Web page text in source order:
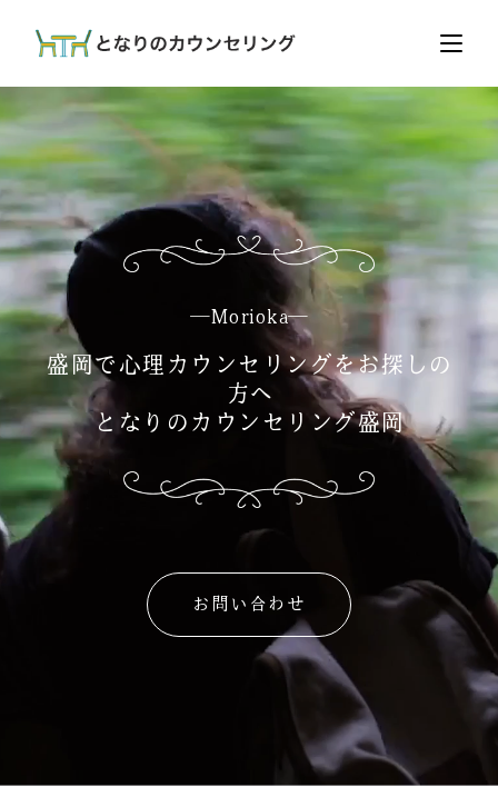
─morioka─
盛岡で心理カウンセリングをお探しの
方へ
となりのカウンセリング盛岡
お問い合わせ